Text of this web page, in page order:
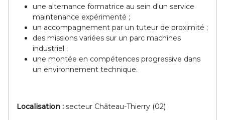
une alternance formatrice au sein d'un service
maintenance expérimenté ;
un accompagnement par un tuteur de proximité ;
des missions variées sur un parc machines
industriel ;
une montée en compétences progressive dans
un environnement technique.
Localisation : secteur Château-Thierry (02)